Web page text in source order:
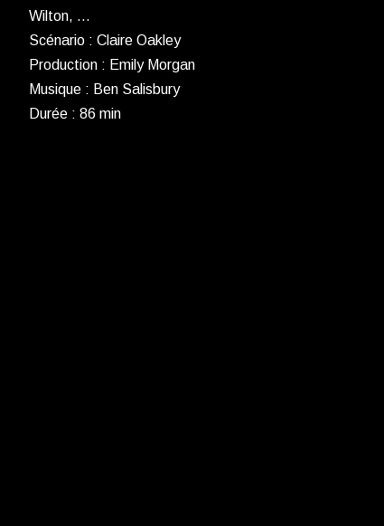
Wilton, …
Scénario : Claire Oakley
Production : Emily Morgan
Musique : Ben Salisbury
Durée : 86 min